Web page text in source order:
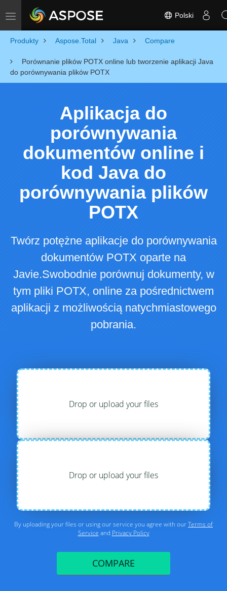
Toggle navigation Polski
Produkty Aspose.Total Java Compare
Porównanie plików POTX online lub tworzenie aplikacji Java
do porównywania plików POTX
Aplikacja do
porównywania
dokumentów online i
kod Java do
porównywania plików
POTX
Twórz potężne aplikacje do porównywania
dokumentów POTX oparte na
Javie.Swobodnie porównuj dokumenty, w
tym pliki POTX, online za pośrednictwem
aplikacji z możliwością natychmiastowego
pobrania.